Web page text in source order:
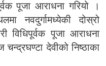
पूजा आराधना गरियो ।
नवदुर्गामध्येकी दोस्रो
विधिपूर्वक पूजा आराधना
देवीको निष्ठाका